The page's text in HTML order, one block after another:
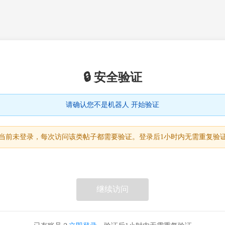
🔒 安全验证
请确认您不是机器人 开始验证
前未登录，每次访问该类帖子都需要验证。登录后1小时内无需重复验
继续访问